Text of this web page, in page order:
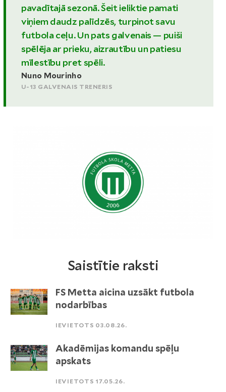
pavadītajā sezonā. Šeit ieliktie pamati
viņiem daudz palīdzēs, turpinot savu
futbola ceļu. Un pats galvenais — puiši
spēlēja ar prieku, aizrautību un patiesu
mīlestību pret spēli.
Nuno Mourinho
U-13 GALVENAIS TRENERIS
Saistītie raksti
FS Metta aicina uzsākt futbola
nodarbības
IEVIETOTS 03.08.26.
Akadēmijas komandu spēļu
apskats
IEVIETOTS 17.05.26.